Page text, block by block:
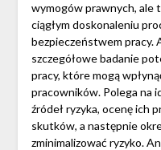
wymogów prawnych, ale
ciągłym doskonaleniu
bezpieczeństwem pracy.
szczegółowe badanie
pracy, które mogą
pracowników. Polega na
źródeł ryzyka, ocenę ich
skutków, a następnie
zminimalizować ryzyko.